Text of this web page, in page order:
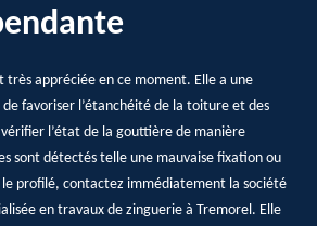
très appréciée en ce moment. Elle a une
favoriser l’étanchéité de la toiture et des
l’état de la gouttière de manière
sont détectés telle une mauvaise fixation ou
le profilé, contactez immédiatement la société
en travaux de zinguerie à Tremorel. Elle